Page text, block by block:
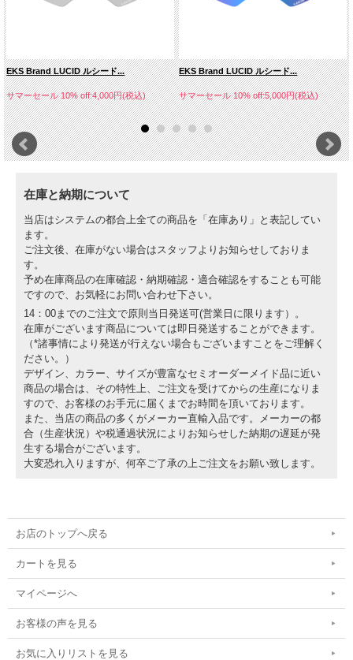
EKS Brand LUCID ルシード...
サマーセール 10% off:4,000円(税込)
EKS Brand LUCID ルシード...
サマーセール 10% off:5,000円(税込)
在庫と納期について
当店はシステムの都合上全ての商品を「在庫あり」と表記してい
ます。
ご注文後、在庫がない場合はスタッフよりお知らせしておりま
す。
予め在庫商品の在庫確認・納期確認・適合確認をすることも可能
ですので、お気軽にお問い合わせ下さい。
14：00までのご注文で原則当日発送可(営業日に限ります）。
在庫がございます商品については即日発送することができます。
（*諸事情により発送が行えない場合もございますことをご理解く
ださい。）
デザイン、カラー、サイズが豊富なセミオーダーメイド品に近い
商品の場合は、その特性上、ご注文を受けてからの生産になりま
すので、お客様のお手元に届くまでお時間を頂いております。
また、当店の商品の多くがメーカー直輸入品です。メーカーの都
合（生産状況）や税通過状況によりお知らせした納期の遅延が発
生する場合がございます。
大変恐れ入りますが、何卒ご了承の上ご注文をお願い致します。
お店のトップへ戻る
カートを見る
マイページへ
お客様の声を見る
お気に入りリストを見る